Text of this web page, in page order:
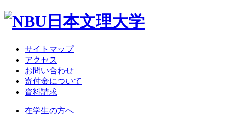
サイトマップ
アクセス
お問い合わせ
寄付金について
資料請求
在学生の方へ